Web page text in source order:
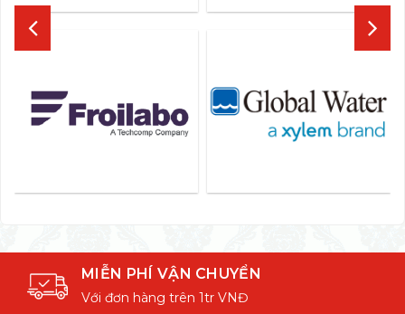
MIỄN PHÍ VẬN CHUYỂN
Với đơn hàng trên 1tr VNĐ